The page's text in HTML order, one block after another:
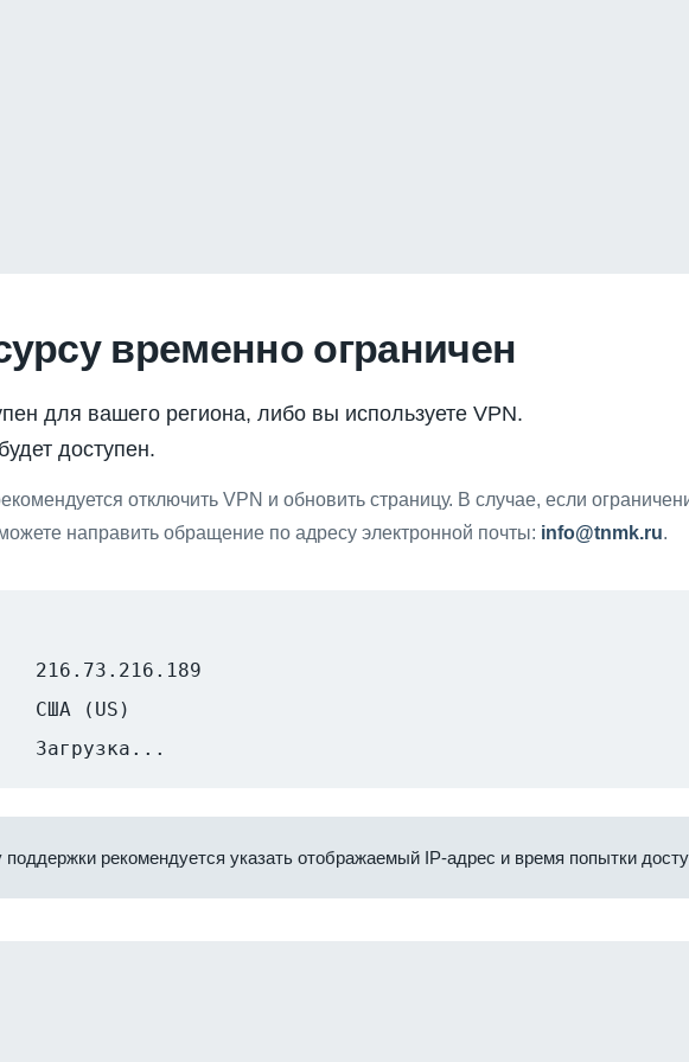
временно ограничен
для вашего региона, либо вы используете VPN.
доступен.
отключить VPN и обновить страницу. В случае, если
направить обращение по адресу электронной почты: info@tnmk.ru.
216.73.216.189
США (US)
Загрузка...
рекомендуется указать отображаемый IP-адрес и время попытки